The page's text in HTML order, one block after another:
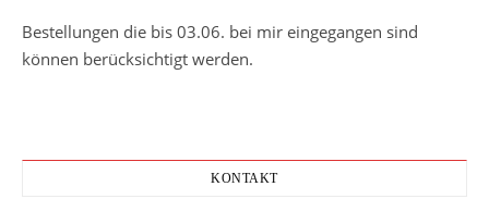
Bestellungen die bis 03.06. bei mir eingegangen sind
können berücksichtigt werden.
KONTAKT